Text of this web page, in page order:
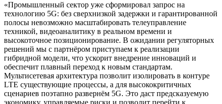
«Промышленный сектор уже сформировал запрос на
технологию 5G: без сверхнизкой задержки и гарантированной
полосы невозможно масштабировать телеуправление
техникой, видеоаналитику в реальном времени и
высокоточное позиционирование. В ожидании регуляторных
решений мы с партнёром приступаем к реализации
гибридной модели, что ускорит внедрение инноваций и
обеспечит плавный переход к новым стандартам.
Мультисетевая архитектура позволит изолировать в контуре
LTE существующие процессы, а для высококритичных
сценариев поэтапно развернём 5G. Это даст предсказуемую